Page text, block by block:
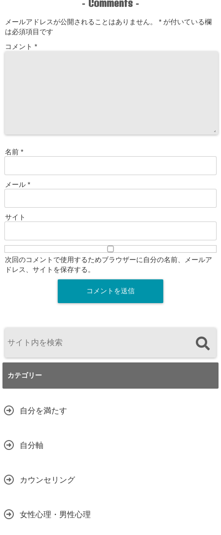
- Comments -
メールアドレスが公開されることはありません。 * が付いている欄
は必須項目です
コメント *
名前 *
メール *
サイト
次回のコメントで使用するためブラウザーに自分の名前、メールア
ドレス、サイトを保存する。
カテゴリー
自分を満たす
自分軸
カウンセリング
女性心理・男性心理